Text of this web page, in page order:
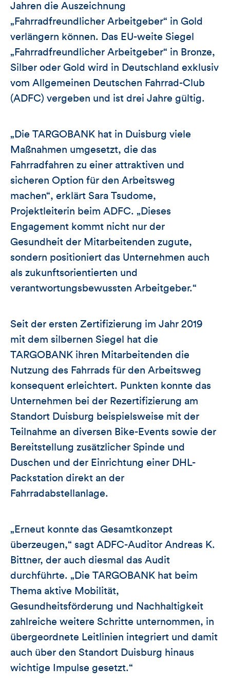
Jahren die Auszeichnung
„Fahrradfreundlicher Arbeitgeber“ in Gold
verlängern können. Das EU-weite Siegel
„Fahrradfreundlicher Arbeitgeber“ in Bronze,
Silber oder Gold wird in Deutschland exklusiv
vom Allgemeinen Deutschen Fahrrad-Club
(ADFC) vergeben und ist drei Jahre gültig.
„Die TARGOBANK hat in Duisburg viele
Maßnahmen umgesetzt, die das
Fahrradfahren zu einer attraktiven und
sicheren Option für den Arbeitsweg
machen“, erklärt Sara Tsudome,
Projektleiterin beim ADFC. „Dieses
Engagement kommt nicht nur der
Gesundheit der Mitarbeitenden zugute,
sondern positioniert das Unternehmen auch
als zukunftsorientierten und
verantwortungsbewussten Arbeitgeber.“
Seit der ersten Zertifizierung im Jahr 2019
mit dem silbernen Siegel hat die
TARGOBANK ihren Mitarbeitenden die
Nutzung des Fahrrads für den Arbeitsweg
konsequent erleichtert. Punkten konnte das
Unternehmen bei der Rezertifizierung am
Standort Duisburg beispielsweise mit der
Teilnahme an diversen Bike-Events sowie der
Bereitstellung zusätzlicher Spinde und
Duschen und der Einrichtung einer DHL-
Packstation direkt an der
Fahrradabstellanlage.
„Erneut konnte das Gesamtkonzept
überzeugen,“ sagt ADFC-Auditor Andreas K.
Bittner, der auch diesmal das Audit
durchführte. „Die TARGOBANK hat beim
Thema aktive Mobilität,
Gesundheitsförderung und Nachhaltigkeit
zahlreiche weitere Schritte unternommen, in
übergeordnete Leitlinien integriert und damit
auch über den Standort Duisburg hinaus
wichtige Impulse gesetzt.“